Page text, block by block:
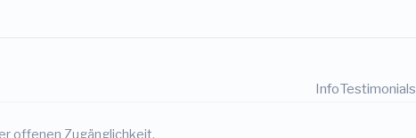
InfoTestimonials
offenen Zugänglichkeit.